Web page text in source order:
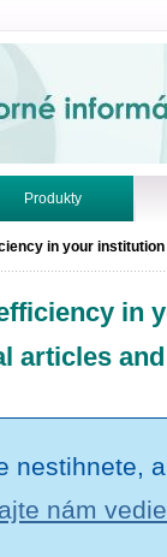
Produkty
in your
in
articles
nestihnete,
nám